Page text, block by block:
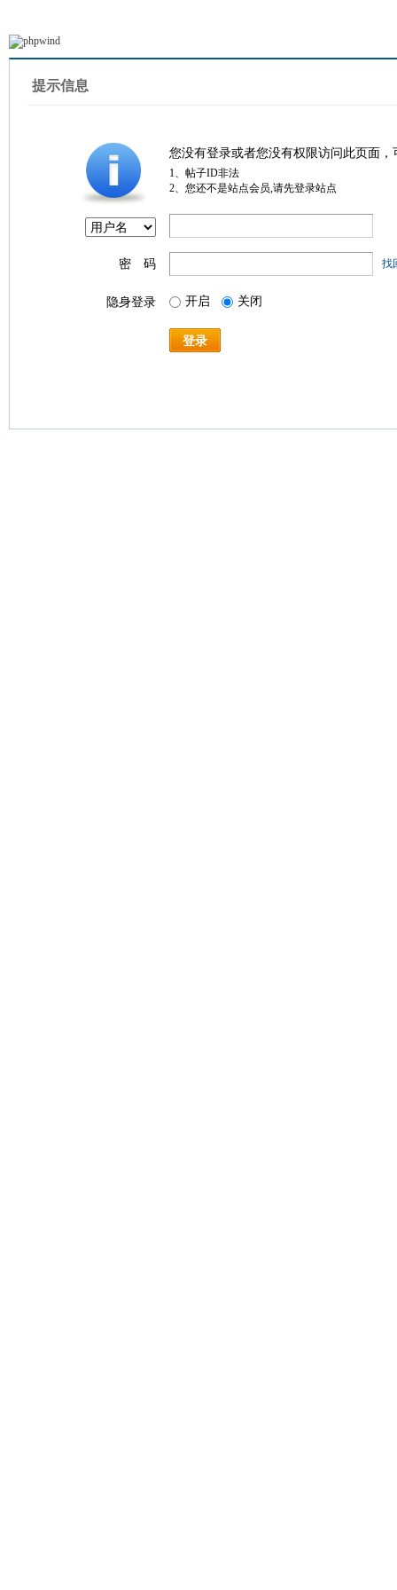
提示信息
您没有登录或者您没有权限访问此页面
1、帖子ID非法
2、您还不是站点会员,请先登录站点
密 码 找
隐身登录 开启 关闭
登录